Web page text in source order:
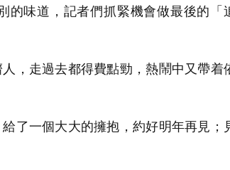
味道，記者們抓緊機會做最後的「
，走過去都得費點勁，熱鬧中又帶着
了一個大大的擁抱，約好明年再見；